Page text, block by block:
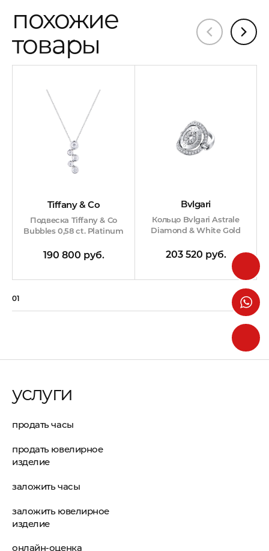
похожие
товары
Tiffany & Co
Подвеска Tiffany & Co
Bubbles 0,58 ct. Platinum
190 800 руб.
Bvlgari
Кольцо Bvlgari Astrale
Diamond & White Gold
203 520 руб.
01 07
услуги
продать часы
продать ювелирное
изделие
заложить часы
заложить ювелирное
изделие
онлайн-оценка